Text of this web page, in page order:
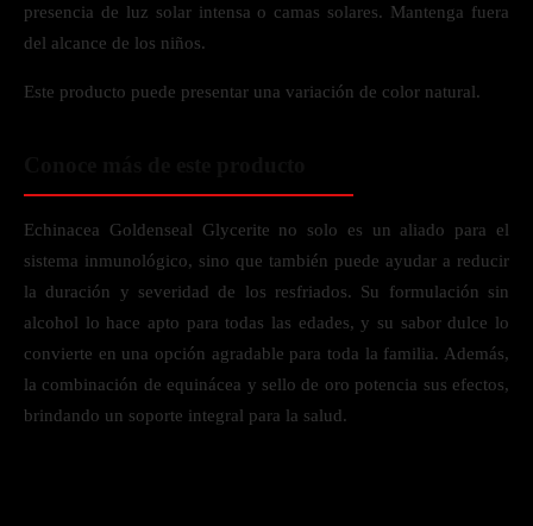
presencia de luz solar intensa o camas solares. Mantenga fuera
del alcance de los niños.
Este producto puede presentar una variación de color natural.
Echinacea Goldenseal Glycerite no solo es un aliado para el
sistema inmunológico, sino que también puede ayudar a reducir
la duración y severidad de los resfriados. Su formulación sin
alcohol lo hace apto para todas las edades, y su sabor dulce lo
convierte en una opción agradable para toda la familia. Además,
la combinación de equinácea y sello de oro potencia sus efectos,
brindando un soporte integral para la salud.